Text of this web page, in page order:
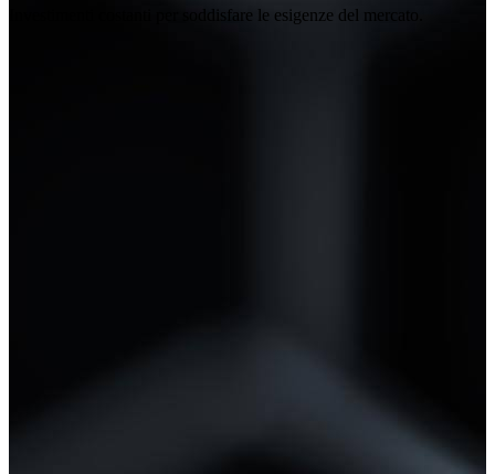
Investimenti costanti per soddisfare le esigenze del mercato.